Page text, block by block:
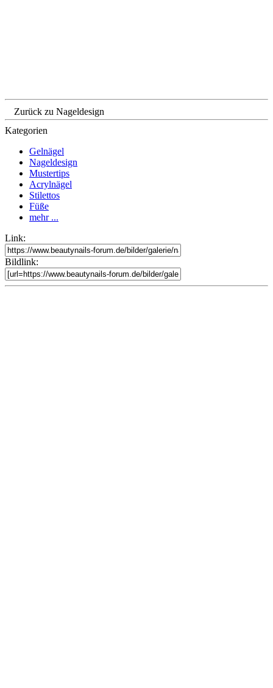
Zurück zu Nageldesign
Kategorien
Gelnägel
Nageldesign
Mustertips
Acrylnägel
Stilettos
Füße
mehr ...
Link:
Bildlink: